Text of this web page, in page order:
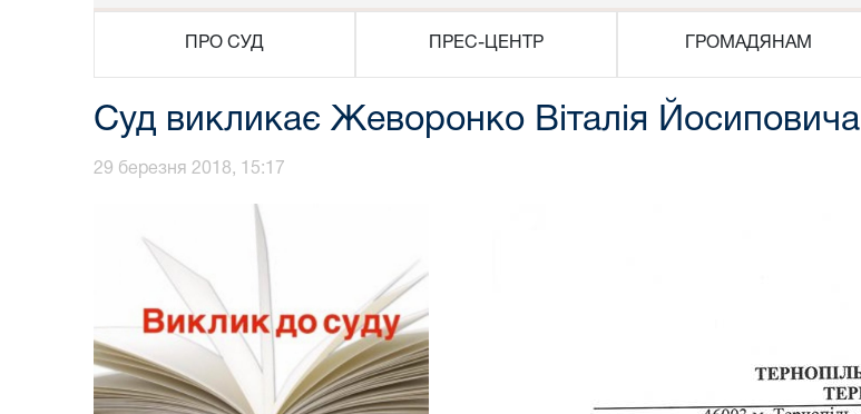
ПРО СУД ПРЕС-ЦЕНТР ГРОМАДЯНАМ
Суд викликає Жеворонко Віталія Йосиповича
29 березня 2018, 15:17